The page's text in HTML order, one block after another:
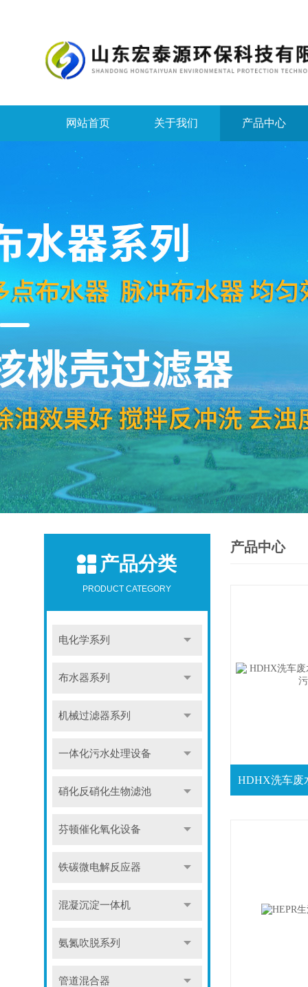
网站首页 关于我们 产品中心
产品分类
PRODUCT CATEGORY
电化学系列
布水器系列
机械过滤器系列
一体化污水处理设备
硝化反硝化生物滤池
芬顿催化氧化设备
铁碳微电解反应器
混凝沉淀一体机
氨氮吹脱系列
管道混合器
产品中心